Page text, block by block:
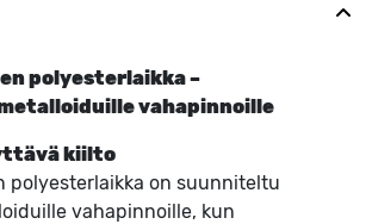
polyesterlaikka –
vahapinnoille
kiilto
polyesterlaikka on suunniteltu
vahapinnoille, kun